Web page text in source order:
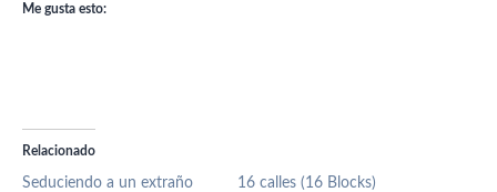
Me gusta esto:
Relacionado
Seduciendo a un extraño
16 calles (16 Blocks)